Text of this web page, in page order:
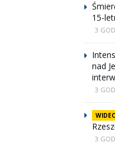
15-
3
nad
3
3